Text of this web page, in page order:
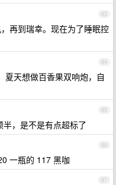
83
再到瑞幸。现在为了睡眠控
84
夏天想做百香果双响炮，自
85
，是不是有点超标了
86
一瓶的 117 黑咖
87